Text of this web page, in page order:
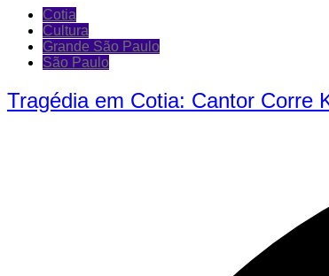
Cotia
Cultura
Grande São Paulo
São Paulo
Tragédia em Cotia: Cantor Corre